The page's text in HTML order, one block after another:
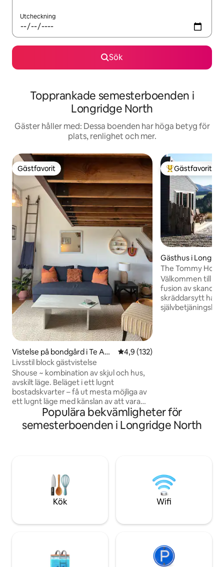
Utcheckning
Sök
Topprankade semesterboenden i
Longridge North
Gäster håller med: Dessa boenden har höga betyg för
plats, renlighet och mer.
Gästfavorit
Gästfavorit
Vistelse på bondgård i Te Ana
u
4,9 av 5 i genomsnittligt
4,9 (132)
Livsstil block gästvistelse
Shouse ~ kombination av skjul och hus,
avskilt läge. Beläget i ett lugnt
bostadskvarter – få ut mesta möjliga av
ett lugnt läge med känslan av att vara
bortkopplad från omvärlden, utan wifi
eller TV. Beläget 3 km från staden i vårt
lantliga bostadsområde, vilket gör att
ett öppet rum i mezzanin-stil (observera
att taket är lägre) och en något brantare
och smalare trappa.
Populär
Gästfavorit
Gästhus i
The Tommy
Välkommen till
fusion av
skräddarsytt
Populära bekvämligheter för
semesterboenden i Longridge North
Kök Wifi